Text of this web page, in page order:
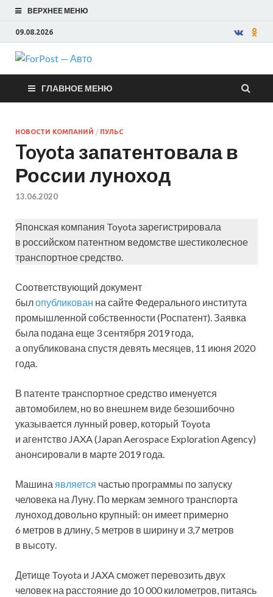
ВЕРХНЕЕ МЕНЮ
09.08.2026
ForPost —
Авто
ГЛАВНОЕ МЕНЮ
НОВОСТИ КОМПАНИЙ / ПУЛЬС
Toyota запатентовала в
России луноход
13.06.2020
Японская компания Toyota зарегистрировала
в российском патентном ведомстве шестиколесное
транспортное средство.
Соответствующий документ
былопубликован на сайте Федерального института
промышленной собственности (Роспатент). Заявка
была подана еще 3 сентября 2019 года,
а опубликована спустя девять месяцев, 11 июня 2020
года.
В патенте транспортное средство именуется
автомобилем, но во внешнем виде безошибочно
указывается лунный ровер, который Toyota
и агентство JAXA (Japan Aerospace Exploration Agency)
анонсировали в марте 2019 года.
Машина является частью программы по запуску
человека на Луну. По меркам земного транспорта
луноход довольно крупный: он имеет примерно
6 метров в длину, 5 метров в ширину и 3,7 метров
в высоту.
Детище Toyota и JAXA сможет перевозить двух
человек на расстояние до 10 000 километров, питаясь